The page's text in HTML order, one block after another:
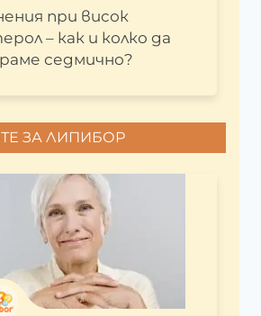
при висок
– как и колко да
седмично?
ЗА ЛИПИБОР